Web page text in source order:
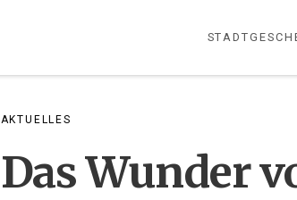
AKTUELLES
Das Wunder